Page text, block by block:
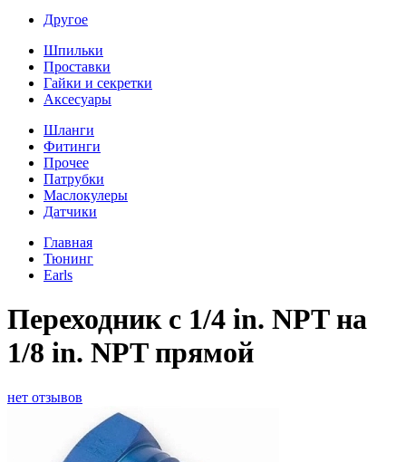
Другое
Шпильки
Проставки
Гайки и секретки
Аксесуары
Шланги
Фитинги
Прочее
Патрубки
Маслокулеры
Датчики
Главная
Тюнинг
Earls
Переходник с 1/4 in. NPT на
1/8 in. NPT прямой
нет отзывов